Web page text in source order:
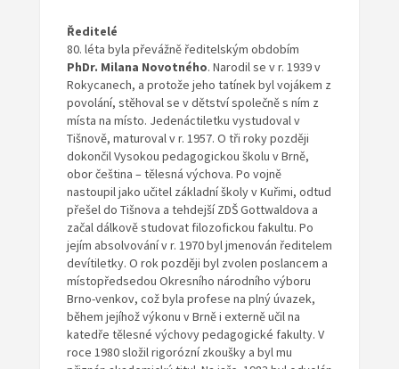
Ředitelé
80. léta byla převážně ředitelským obdobím
PhDr. Milana Novotného. Narodil se v r. 1939 v
Rokycanech, a protože jeho tatínek byl vojákem z
povolání, stěhoval se v dětství společně s ním z
místa na místo. Jedenáctiletku vystudoval v
Tišnově, maturoval v r. 1957. O tři roky později
dokončil Vysokou pedagogickou školu v Brně,
obor čeština – tělesná výchova. Po vojně
nastoupil jako učitel základní školy v Kuřimi, odtud
přešel do Tišnova a tehdejší ZDŠ Gottwaldova a
začal dálkově studovat filozofickou fakultu. Po
jejím absolvování v r. 1970 byl jmenován ředitelem
devítiletky. O rok později byl zvolen poslancem a
místopředsedou Okresního národního výboru
Brno-venkov, což byla profese na plný úvazek,
během jejíhož výkonu v Brně i externě učil na
katedře tělesné výchovy pedagogické fakulty. V
roce 1980 složil rigorózní zkoušky a byl mu